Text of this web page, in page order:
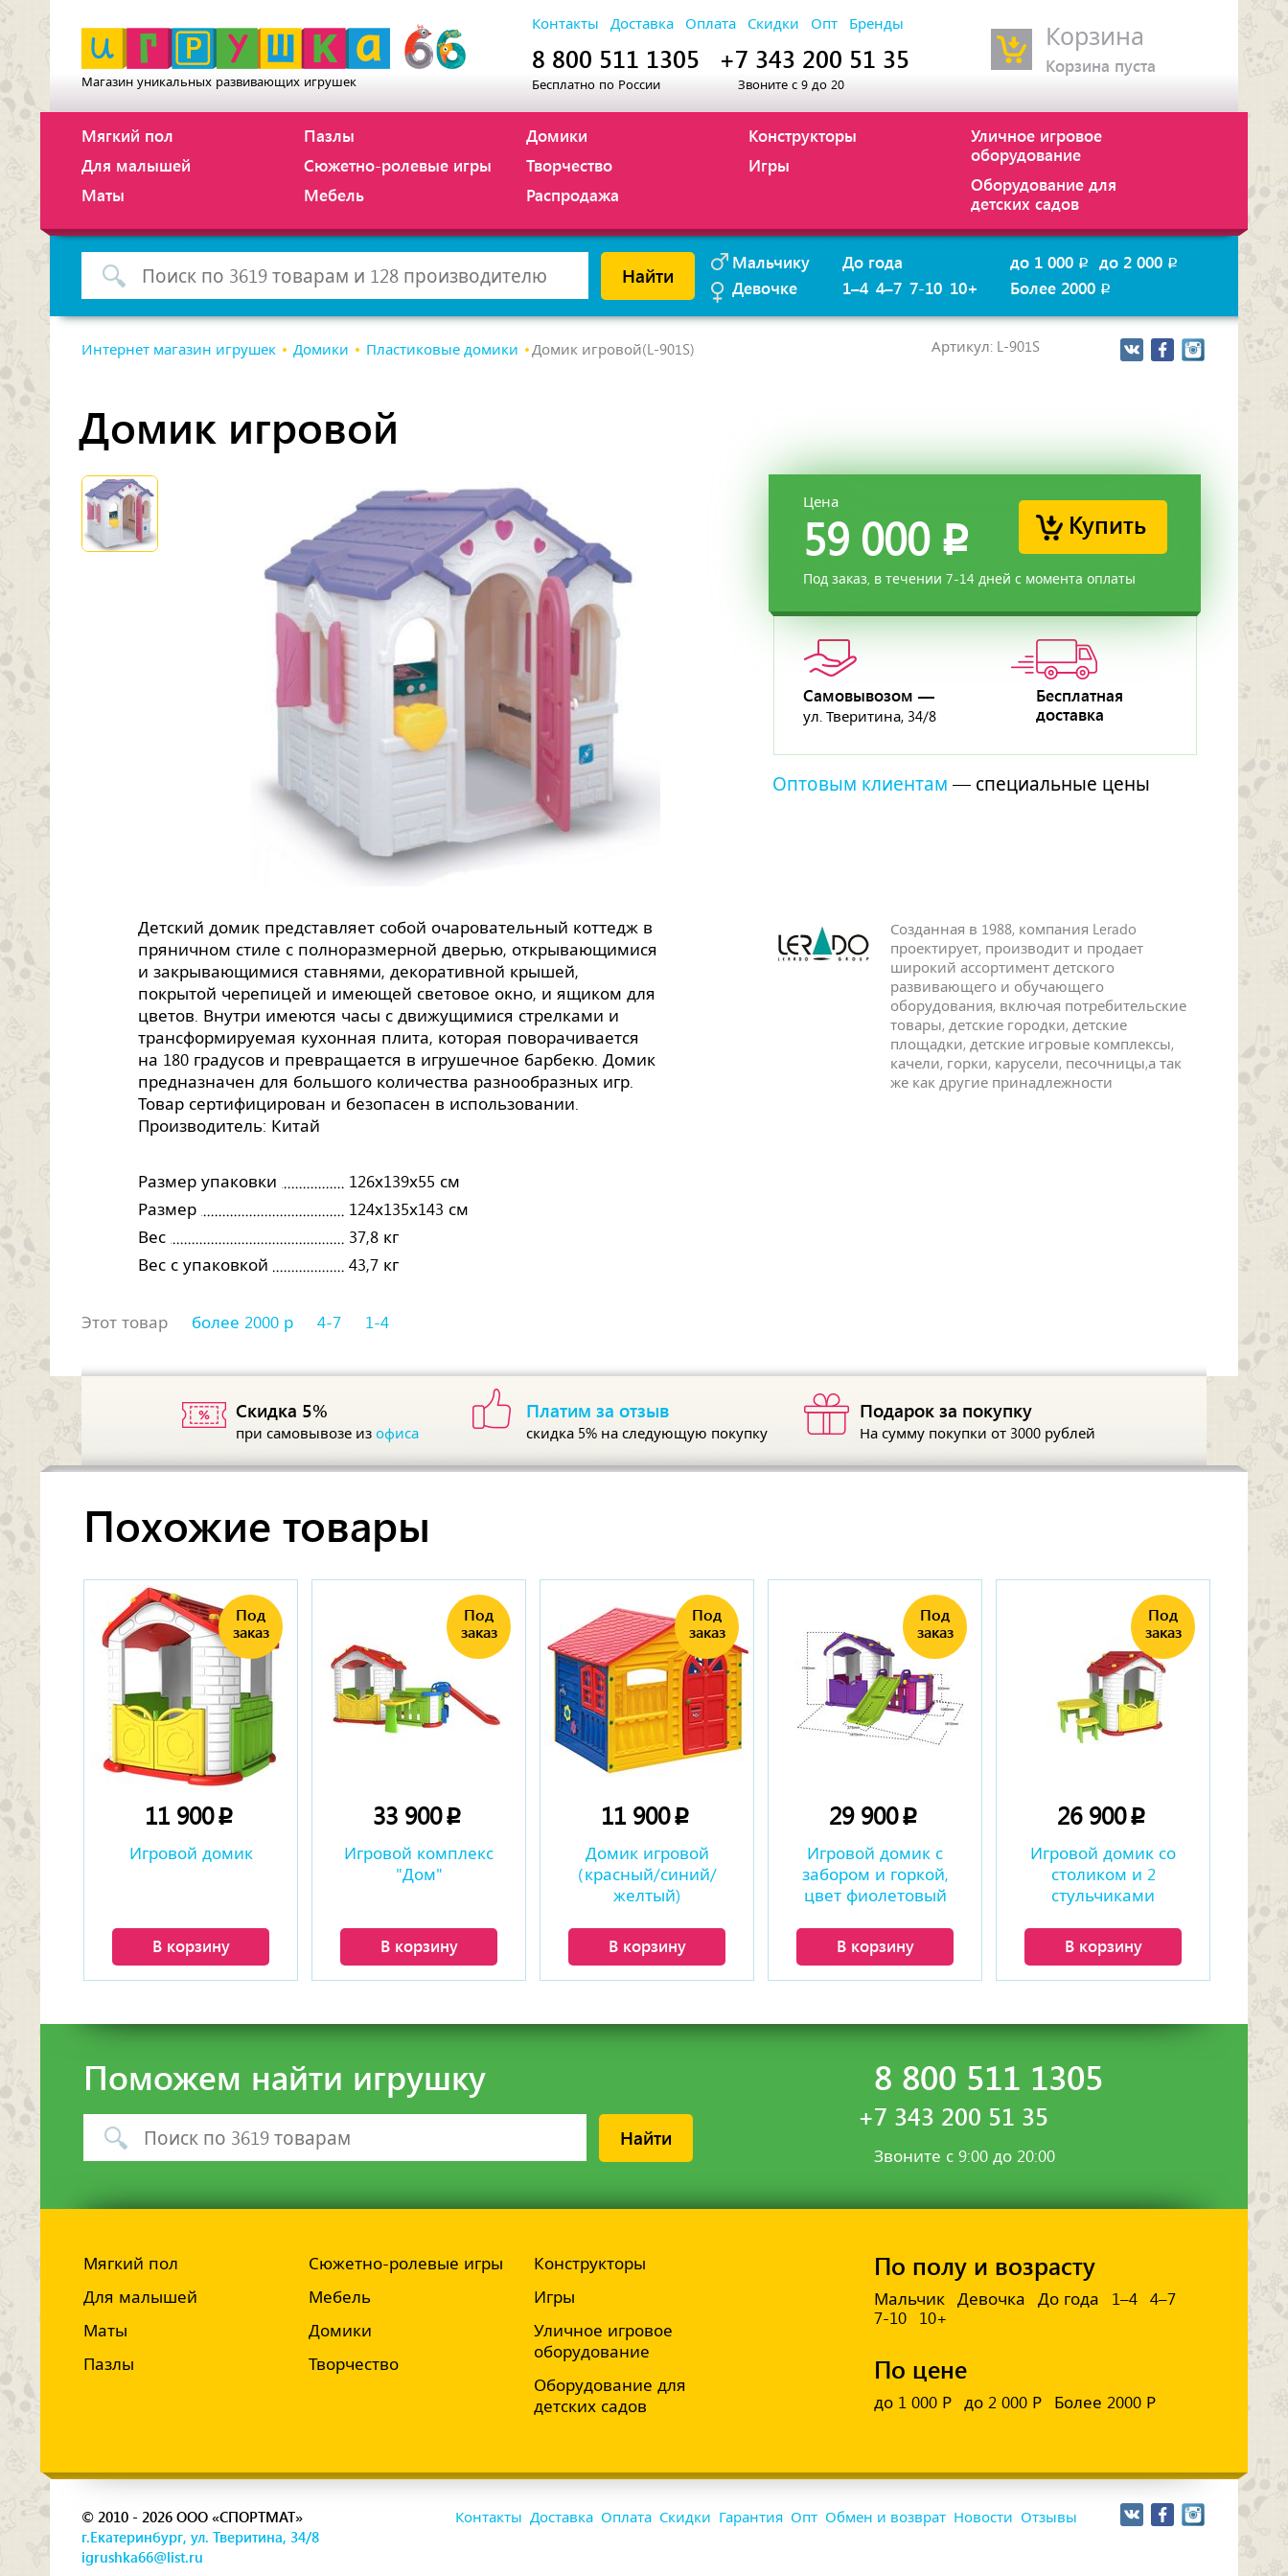
Корзина
Корзина пуста
Магазин уникальных развивающих игрушек
Контакты Доставка Оплата Скидки Опт Бренды
8 800 511 1305
Бесплатно по России
+7 343 200 51 35
Звоните с 9 до 20
Мягкий пол
Для малышей
Маты
Пазлы
Сюжетно-ролевые игры
Мебель
Домики
Творчество
Распродажа
Конструкторы
Игры
Уличное игровое
оборудование
Оборудование для
детских садов
Мальчику
Девочке
До года
1–4 4–7 7-10 10+
до 1 000 p до 2 000 p
Более 2000 p
Найти
Артикул: L-901S
Интернет магазин игрушек Домики Пластиковые домики Домик игровой(L-901S)
Домик игровой
Купить
Цена
59 000 p
Под заказ, в течении 7-14 дней с момента оплаты
Самовывозом —
ул. Тверитина, 34/8
Бесплатная
доставка
Оптовым клиентам — специальные цены
Детский домик представляет собой очаровательный коттедж в
пряничном стиле с полноразмерной дверью, открывающимися
и закрывающимися ставнями, декоративной крышей,
покрытой черепицей и имеющей световое окно, и ящиком для
цветов. Внутри имеются часы с движущимися стрелками и
трансформируемая кухонная плита, которая поворачивается
на 180 градусов и превращается в игрушечное барбекю. Домик
предназначен для большого количества разнообразных игр.
Товар сертифицирован и безопасен в использовании.
Производитель: Китай
Размер упаковки
126х139х55 см
Размер
124х135х143 см
Вес
37,8 кг
Вес с упаковкой
43,7 кг
Созданная в 1988, компания Lerado
проектирует, производит и продает
широкий ассортимент детского
развивающего и обучающего
оборудования, включая потребительские
товары, детские городки, детские
площадки, детские игровые комплексы,
качели, горки, карусели, песочницы,а так
же как другие принадлежности
Этот товар более 2000 р 4-7 1-4
Скидка 5%
при самовывозе изофиса
Платим за отзыв
скидка 5% на следующую покупку
Подарок за покупку
На сумму покупки от 3000 рублей
Похожие товары
11 900p
Игровой домик
В корзину
33 900p
Игровой комплекс
"Дом"
В корзину
11 900p
Домик игровой
(красный/синий/
желтый)
В корзину
29 900p
Игровой домик с
забором и горкой,
цвет фиолетовый
В корзину
26 900p
Игровой домик со
столиком и 2
стульчиками
В корзину
8 800 511 1305
+7 343 200 51 35
Звоните с 9:00 до 20:00
Поможем найти игрушку
Найти
По полу и возрасту
Мальчик Девочка До года 1–4
4–7
7-10
10+
По цене
до 1 000 Р до 2 000 Р Более 2000 Р
Мягкий пол
Для малышей
Маты
Пазлы
Сюжетно-ролевые игры
Мебель
Домики
Творчество
Конструкторы
Игры
Уличное игровое
оборудование
Оборудование для
детских садов
© 2010 - 2026 ООО «СПОРТМАТ»
г.Екатеринбург, ул. Тверитина, 34/8
igrushka66@list.ru
Контакты Доставка Оплата Скидки Гарантия Опт Обмен и возврат Новости Отзывы